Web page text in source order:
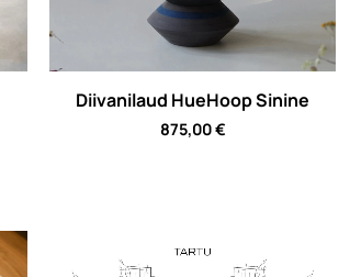
Diivanilaud HueHoop Sinine
875,00€